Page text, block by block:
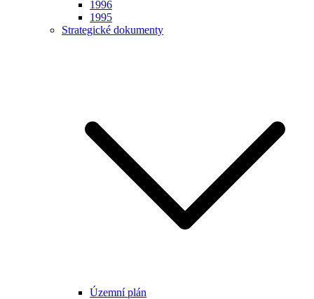
1996
1995
Strategické dokumenty
Územní plán